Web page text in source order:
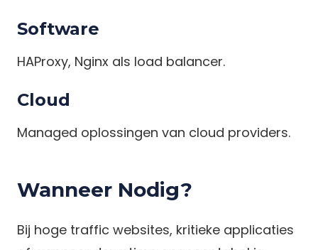
Software
HAProxy, Nginx als load balancer.
Cloud
Managed oplossingen van cloud providers.
Wanneer Nodig?
Bij hoge traffic websites, kritieke applicaties